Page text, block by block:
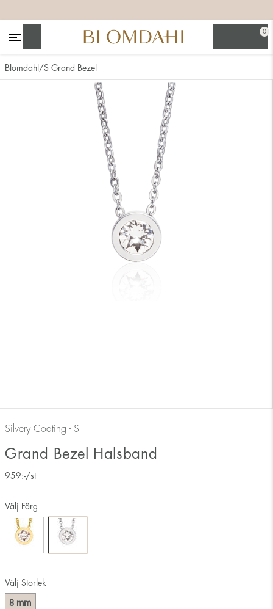
0
Blomdahl S Grand Bezel
Silvery Coating - S
Grand Bezel Halsband
959:-/st
Välj Storlek
8 mm
Välj Färg